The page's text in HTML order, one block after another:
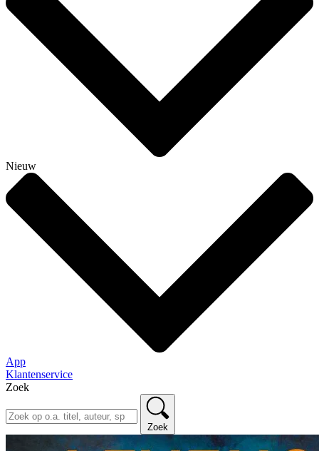
Nieuw
App
Klantenservice
Zoek
Zoek